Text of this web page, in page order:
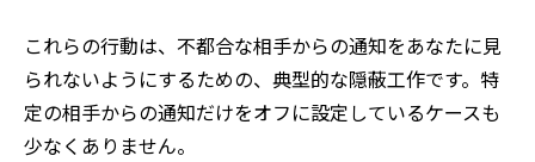
これらの行動は、不都合な相手からの通知をあなたに見
られないようにするための、典型的な隠蔽工作です。特
定の相手からの通知だけをオフに設定しているケースも
少なくありません。